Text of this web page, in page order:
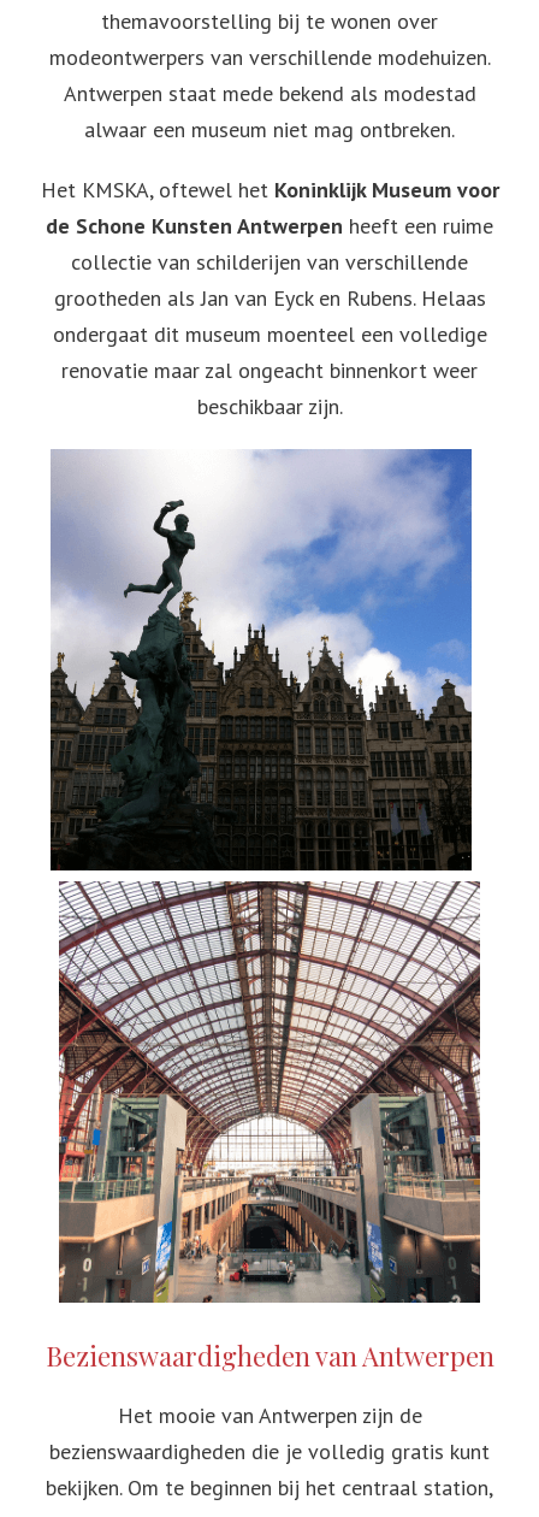
themavoorstelling bij te wonen over
modeontwerpers van verschillende modehuizen.
Antwerpen staat mede bekend als modestad
alwaar een museum niet mag ontbreken.
Het KMSKA, oftewel het Koninklijk Museum voor
de Schone Kunsten Antwerpen heeft een ruime
collectie van schilderijen van verschillende
grootheden als Jan van Eyck en Rubens. Helaas
ondergaat dit museum moenteel een volledige
renovatie maar zal ongeacht binnenkort weer
beschikbaar zijn.
Bezienswaardigheden van Antwerpen
Het mooie van Antwerpen zijn de
bezienswaardigheden die je volledig gratis kunt
bekijken. Om te beginnen bij het centraal station,